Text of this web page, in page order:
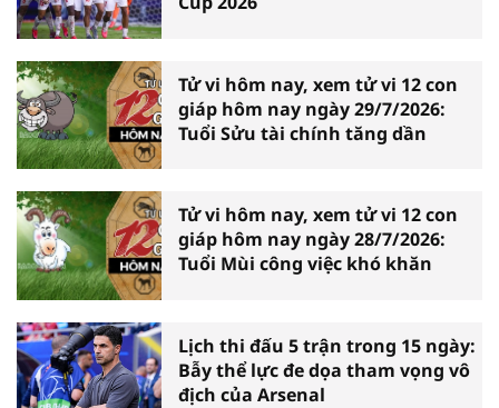
Tử vi hôm nay, xem tử vi 12 con
giáp hôm nay ngày 29/7/2026:
Tuổi Sửu tài chính tăng dần
Tử vi hôm nay, xem tử vi 12 con
giáp hôm nay ngày 28/7/2026:
Tuổi Mùi công việc khó khăn
Lịch thi đấu 5 trận trong 15 ngày:
Bẫy thể lực đe dọa tham vọng vô
địch của Arsenal